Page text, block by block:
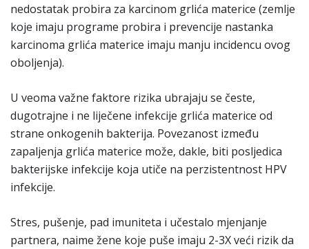
nedostatak probira za karcinom grlića materice (zemlje
koje imaju programe probira i prevencije nastanka
karcinoma grlića materice imaju manju incidencu ovog
oboljenja).
U veoma važne faktore rizika ubrajaju se česte,
dugotrajne i ne liječene infekcije grlića materice od
strane onkogenih bakterija. Povezanost između
zapaljenja grlića materice može, dakle, biti posljedica
bakterijske infekcije koja utiče na perzistentnost HPV
infekcije.
Stres, pušenje, pad imuniteta i učestalo mjenjanje
partnera, naime žene koje puše imaju 2-3X veći rizik da